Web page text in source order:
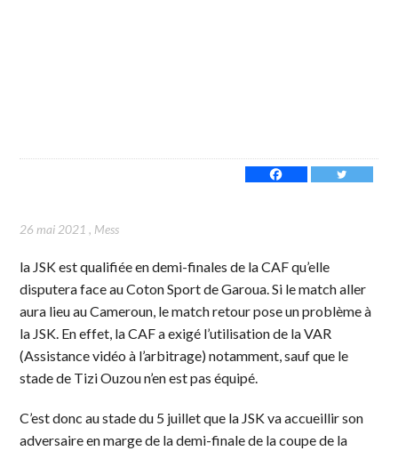
26 mai 2021 , Mess
la JSK est qualifiée en demi-finales de la CAF qu’elle
disputera face au Coton Sport de Garoua. Si le match aller
aura lieu au Cameroun, le match retour pose un problème à
la JSK. En effet, la CAF a exigé l’utilisation de la VAR
(Assistance vidéo à l’arbitrage) notamment, sauf que le
stade de Tizi Ouzou n’en est pas équipé.
C’est donc au stade du 5 juillet que la JSK va accueillir son
adversaire en marge de la demi-finale de la coupe de la